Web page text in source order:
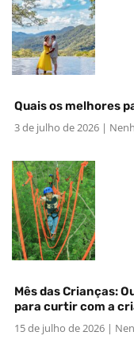
Quais os melhores
3 de julho de 2026
Mês das Crianças:
para curtir com a
15 de julho de 2026